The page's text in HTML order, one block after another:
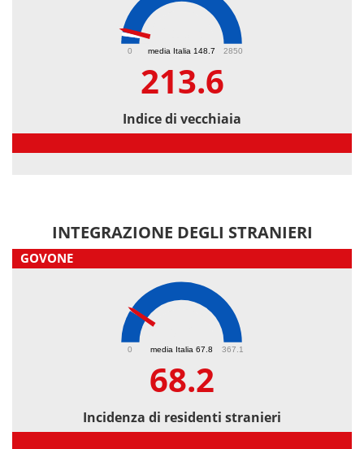
media Italia 148.7
0 2850
213.6
Indice di vecchiaia
INTEGRAZIONE DEGLI STRANIERI
GOVONE
media Italia 67.8
0 367.1
68.2
Incidenza di residenti stranieri